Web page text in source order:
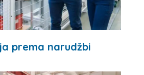
prema narudžbi